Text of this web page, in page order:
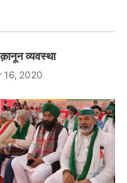
व्यवस्था
16, 2020